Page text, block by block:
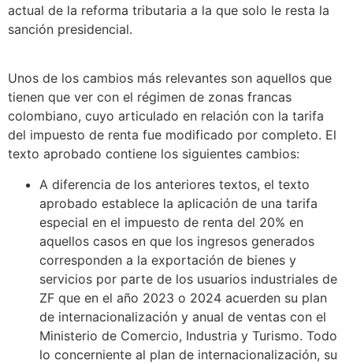
actual de la reforma tributaria a la que solo le resta la
sanción presidencial.
Unos de los cambios más relevantes son aquellos que
tienen que ver con el régimen de zonas francas
colombiano, cuyo articulado en relación con la tarifa
del impuesto de renta fue modificado por completo. El
texto aprobado contiene los siguientes cambios:
A diferencia de los anteriores textos, el texto
aprobado establece la aplicación de una tarifa
especial en el impuesto de renta del 20% en
aquellos casos en que los ingresos generados
corresponden a la exportación de bienes y
servicios por parte de los usuarios industriales de
ZF que en el año 2023 o 2024 acuerden su plan
de internacionalización y anual de ventas con el
Ministerio de Comercio, Industria y Turismo. Todo
lo concerniente al plan de internacionalización, su